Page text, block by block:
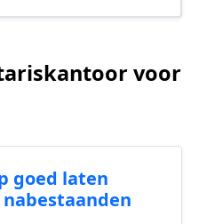
voor
goed laten